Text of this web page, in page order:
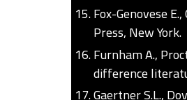
Fox-Genovese
Press, New York.
Furnham A.,
difference
Gaertner S.L.,